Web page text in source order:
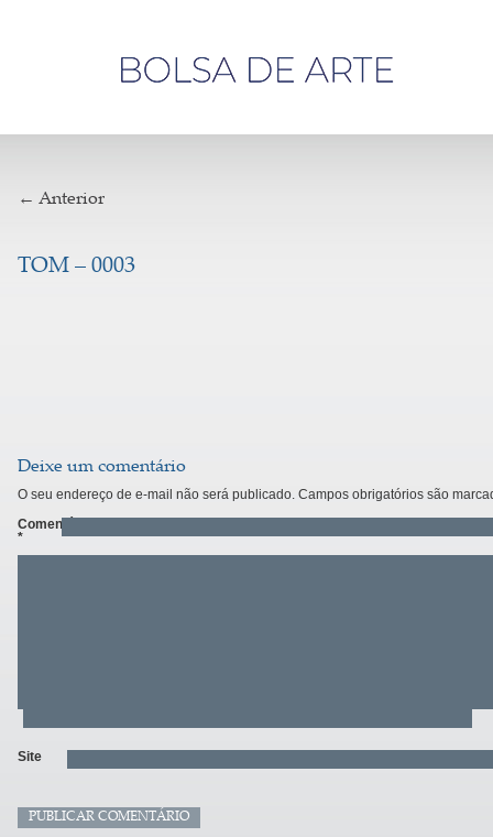
← Anterior
TOM – 0003
Deixe um comentário
O seu endereço de e-mail não será publicado. Campos obrigatórios são
Comentário
*
Site